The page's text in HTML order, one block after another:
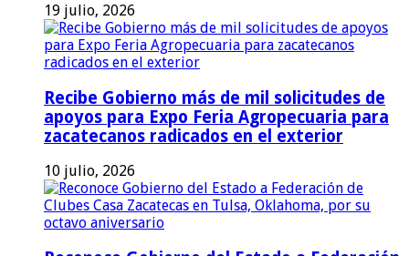
19 julio, 2026
Recibe Gobierno más de mil solicitudes de
apoyos para Expo Feria Agropecuaria para
zacatecanos radicados en el exterior
10 julio, 2026